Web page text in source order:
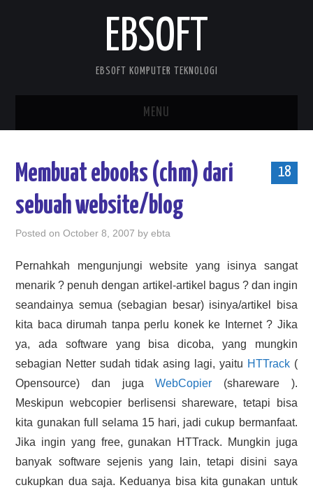
EBSOFT
EBSOFT KOMPUTER TEKNOLOGI
MENU
DOWNLOADS
ABOUT ME
HASIL PENCARIAN
18
Membuat ebooks (chm) dari
sebuah website/blog
Posted onOctober 8, 2007 byebta
Pernahkah mengunjungi website yang isinya sangat
menarik ? penuh dengan artikel-artikel bagus ? dan ingin
seandainya semua (sebagian besar) isinya/artikel bisa
kita baca dirumah tanpa perlu konek ke Internet ? Jika
ya, ada software yang bisa dicoba, yang mungkin
sebagian Netter sudah tidak asing lagi, yaitu HTTrack (
Opensource) dan jugaWebCopier (shareware ).
Meskipun webcopier berlisensi shareware, tetapi bisa
kita gunakan full selama 15 hari, jadi cukup bermanfaat.
Jika ingin yang free, gunakan HTTrack. Mungkin juga
banyak software sejenis yang lain, tetapi disini saya
cukupkan dua saja. Keduanya bisa kita gunakan untuk